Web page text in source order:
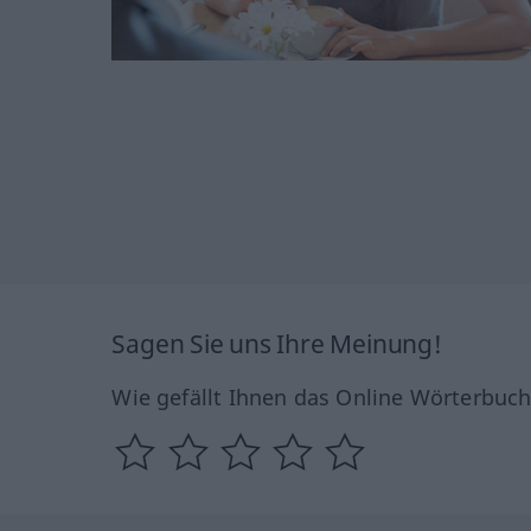
Sagen Sie uns Ihre Meinung!
Wie gefällt Ihnen das Online